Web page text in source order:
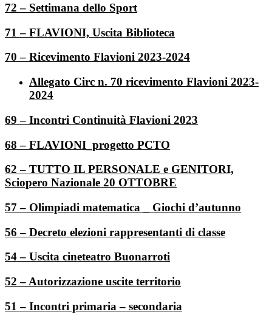
72 – Settimana dello Sport
71 – FLAVIONI, Uscita Biblioteca
70 – Ricevimento Flavioni 2023-2024
Allegato Circ n. 70 ricevimento Flavioni 2023-
2024
69 – Incontri Continuità Flavioni 2023
68 – FLAVIONI_progetto PCTO
62 – TUTTO IL PERSONALE e GENITORI,
Sciopero Nazionale 20 OTTOBRE
57 – Olimpiadi matematica _ Giochi d’autunno
56 – Decreto elezioni rappresentanti di classe
54 – Uscita cineteatro Buonarroti
52 – Autorizzazione uscite territorio
51 – Incontri primaria – secondaria